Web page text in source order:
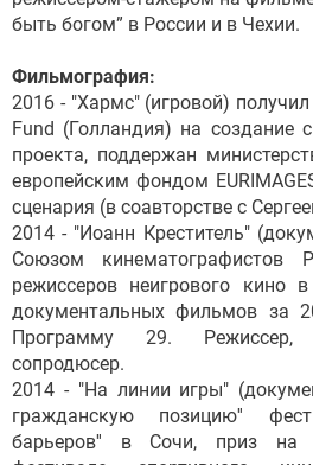
быть богом” в России и в Чехии.
Фильмография:
2016 - "Хармс" (игровой)
Fund (Голландия) на создание
проекта, поддержан
европейским фондом
сценария (в соавторстве с
2014 - "Иоанн Креститель"
Союзом кинематографистов
режиссеров неигрового кино
документальных фильмов за
Программу 29. Режиссер,
сопродюсер.
2014 - "На линии игры"
гражданскую позицию''
барьеров'' в Сочи, приз на